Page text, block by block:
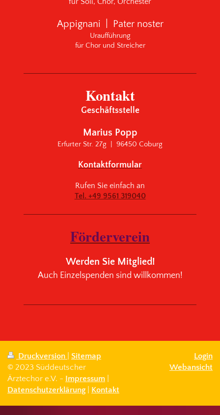
Appignani | Pater noster
Uraufführung
für Chor und Streicher
Kontakt
Geschäftsstelle
Marius Popp
Erfurter Str. 27g | 96450 Coburg
Kontaktformular
Rufen Sie einfach an
Tel. +49 9561 319040
Förderverein
Werden Sie Mitglied!
Auch Einzelspenden sind willkommen!
Druckversion
Sitemap
© 2023 Süddeutscher
Ärztechor e.V. - Impressum
Datenschutzerklärung| Kontakt
Login
Webansicht